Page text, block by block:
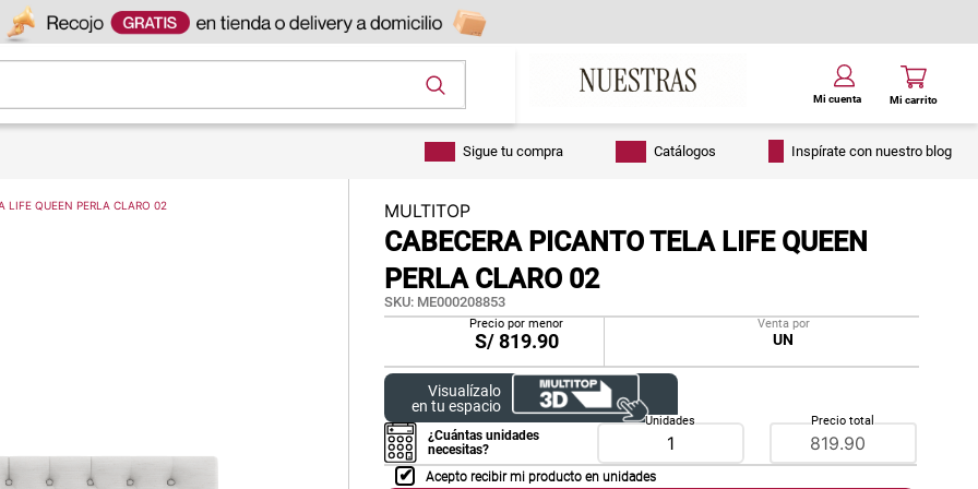
Sigue tu compra Catálogos Inspírate con nuestro blog
LIFE QUEEN PERLA CLARO 02 MULTITOP
CABECERA PICANTO TELA LIFE QUEEN
PERLA CLARO 02
SKU: ME000208853
Precio por menor
S/819.90
Venta por
UN
Visualízalo
en tu espacio
¿Cuántas unidades
necesitas?
Unidades Precio total
Acepto recibir mi producto en unidades